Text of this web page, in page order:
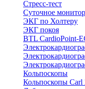
Стресс-тест
Суточное
ЭКГ по Холтеру
ЭКГ покоя
BTL CardioPoint-
Кольпоскопы
Кольпоскопы Carl